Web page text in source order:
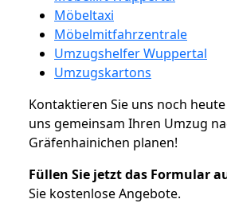
Möbeltaxi
Möbelmitfahrzentrale
Umzugshelfer Wuppertal
Umzugskartons
Kontaktieren Sie uns noch
uns gemeinsam Ihren Umzug
Gräfenhainichen planen!
Füllen Sie jetzt das Formular
Sie kostenlose Angebote.